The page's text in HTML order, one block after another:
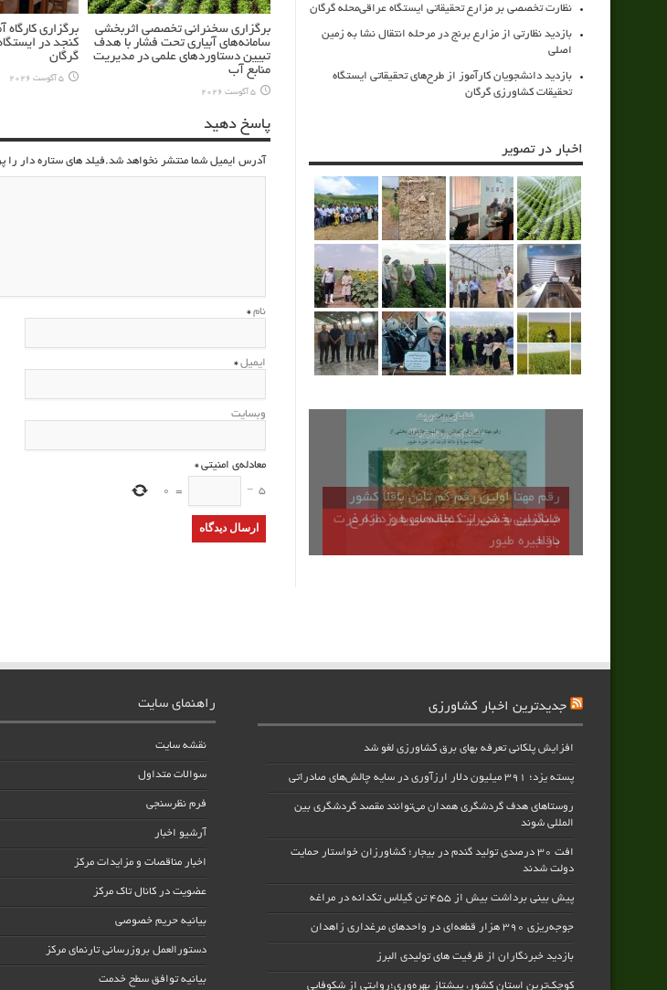
برگزاری سخنرانی تخصصی اثربخشی
سامانه‌های آبیاری تحت فشار با هدف
تبیین دستاوردهای علمی در مدیریت
منابع آب
5 آگوست 2026
برگزاری
کنجد در
گرگان
5 آگوست 2026
پاسخ دهید
آدرس ایمیل شما منتشر نخواهد شد.فیلد های ستاره دار را
نام *
ایمیل *
وبسایت
معادله‌ی امنیتی*
5
−
=
0
نظارت تخصصی بر مزارع تحقیقاتی ایستگاه عراقی‌محله گرگان
بازدید نظارتی از مزارع برنج در مرحله انتقال نشا به زمین
اصلی
بازدید دانشجویان کارآموز از طرح‌های تحقیقاتی ایستگاه
تحقیقات کشاورزی گرگان
اخبار در تصویر
رقم مهتا اولين رقم كم تانن باقلا كشور
جايگزين بخشي از كنجاله سويا و دانه ذرت
در جيره طيور
جدیدترین اخبار کشاورزی
افزایش پلکانی تعرفه بهای برق کشاورزی لغو شد
پسته یزد؛ ۳۹۱ میلیون دلار ارزآوری در سایه چالش‌های صادراتی
روستاهای هدف گردشگری همدان می‌توانند مقصد گردشگری بین
المللی شوند
افت ۳۰ درصدی تولید گندم در بیجار؛ کشاورزان خواستار حمایت
دولت شدند
پیش بینی برداشت بیش از ۴۵۵ تن گیلاس تکدانه در مراغه
جوجه‌ریزی ۳۹۰ هزار قطعه‌ای در واحدهای مرغداری زاهدان
بازدید خبرنگاران از ظرفیت های تولیدی البرز
کوچک‌ترین استان کشور، پیشتاز بهره‌وری؛روایتی از شکوفایی
راهنمای سایت
نقشه سایت
سوالات متداول
فرم نظرسنجی
آرشیو اخبار
اخبار مناقصات و مزایدات مرکز
عضویت در کانال تاک مرکز
بیانیه حریم خصوصی
دستورالعمل بروزرسانی تارنمای مرکز
بیانیه توافق سطح خدمت